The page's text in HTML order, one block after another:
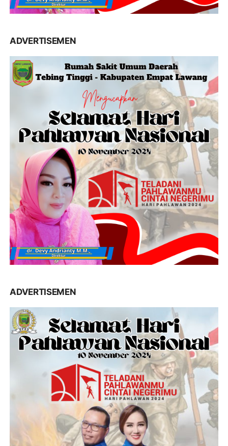
ADVERTISEMEN
ADVERTISEMEN